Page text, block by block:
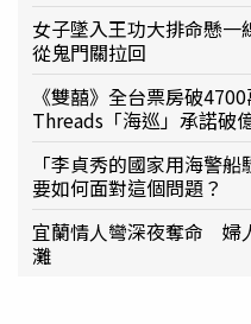
女子墜入王功大排命懸
從鬼門關拉回
《雙囍》全台票房破
Threads「海巡」承諾破
「李貞秀的國家用海警
要如何面對這個問題？
宜蘭情人彎深夜奪命 婦
灘